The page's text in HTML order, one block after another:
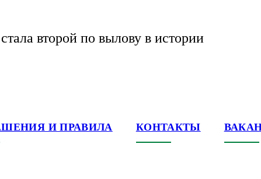
стала второй по вылову в истории
И ПРАВИЛА КОНТАКТЫ